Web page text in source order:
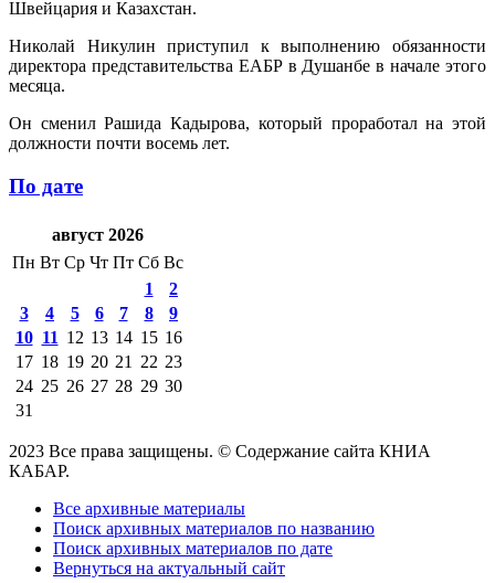
Швейцария и Казахстан.
Николай Никулин приступил к выполнению обязанности
директора представительства ЕАБР в Душанбе в начале этого
месяца.
Он сменил Рашида Кадырова, который проработал на этой
должности почти восемь лет.
По дате
август 2026
Пн Вт Ср Чт Пт Сб Вс
1
2
3
4 5 6 7 8
9
10 11 12 13 14 15 16
17 18 19 20 21 22 23
24 25 26 27 28 29 30
31
2023 Все права защищены. © Содержание сайта КНИА
КАБАР.
Все архивные материалы
Поиск архивных материалов по названию
Поиск архивных материалов по дате
Вернуться на актуальный сайт